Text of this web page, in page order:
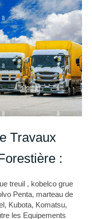
Travaux
:
treuil , kobelco grue
Penta, marteau de
Kubota, Komatsu,
les Equipements